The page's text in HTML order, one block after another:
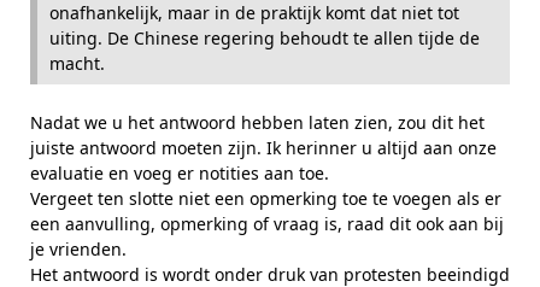
onafhankelijk, maar in de praktijk komt dat niet tot
uiting. De Chinese regering behoudt te allen tijde de
macht.
Nadat we u het antwoord hebben laten zien, zou dit het
juiste antwoord moeten zijn. Ik herinner u altijd aan onze
evaluatie en voeg er notities aan toe.
Vergeet ten slotte niet een opmerking toe te voegen als er
een aanvulling, opmerking of vraag is, raad dit ook aan bij
je vrienden.
Het antwoord is wordt onder druk van protesten beeindigd